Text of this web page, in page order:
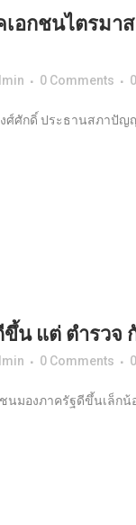
อกชนไตรม
0 Comments 0
งศ์ศักดิ์ ประธานสภาปั
น แต่ ตำรวจ
0 Comments 0
นมองภาครัฐดีขึ้นเล็ก